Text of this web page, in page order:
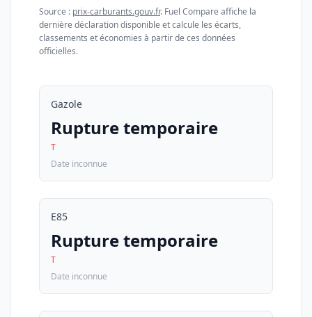
Source : prix-carburants.gouv.fr. Fuel Compare affiche la
dernière déclaration disponible et calcule les écarts,
classements et économies à partir de ces données
officielles.
Gazole
Rupture temporaire
T
Date inconnue
E85
Rupture temporaire
T
Date inconnue